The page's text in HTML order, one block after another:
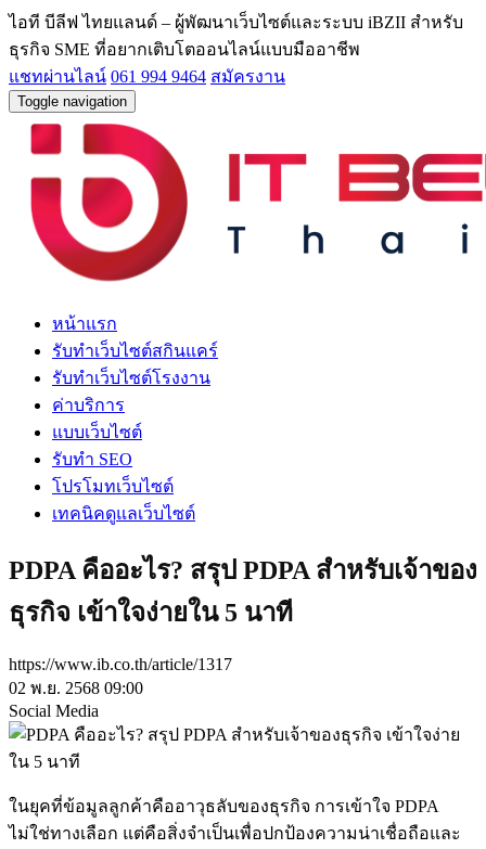
ไอที บีลีฟ ไทยแลนด์ – ผู้พัฒนาเว็บไซต์และระบบ iBZII สำหรับ
ธุรกิจ SME ที่อยากเติบโตออนไลน์แบบมืออาชีพ
แชทผ่านไลน์ 061 994 9464 สมัครงาน
Toggle navigation
หน้าแรก
รับทำเว็บไซต์สกินแคร์
รับทำเว็บไซต์โรงงาน
ค่าบริการ
แบบเว็บไซต์
รับทำ SEO
โปรโมทเว็บไซต์
เทคนิคดูแลเว็บไซต์
PDPA คืออะไร? สรุป PDPA สำหรับเจ้าของ
ธุรกิจ เข้าใจง่ายใน 5 นาที
https://www.ib.co.th/article/1317
02 พ.ย. 2568 09:00
Social Media
ในยุคที่ข้อมูลลูกค้าคืออาวุธลับของธุรกิจ การเข้าใจ PDPA
ไม่ใช่ทางเลือก แต่คือสิ่งจำเป็นเพื่อปกป้องความน่าเชื่อถือและ